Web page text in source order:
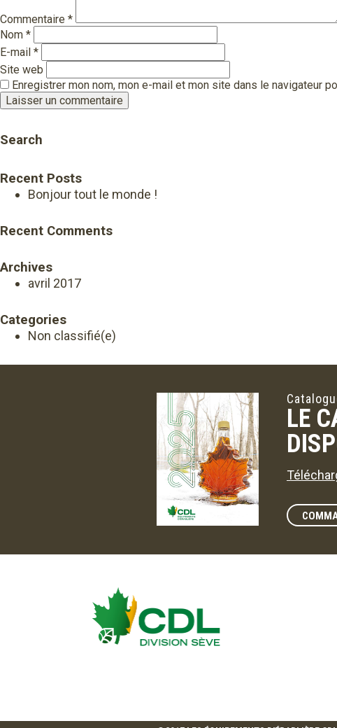
Commentaire *
Nom *
E-mail *
Site web
Enregistrer mon nom, mon e-mail et mon site dans le navigateur
Search
Recent Posts
Bonjour tout le monde !
Recent Comments
Archives
avril 2017
Categories
Non classifié(e)
LE